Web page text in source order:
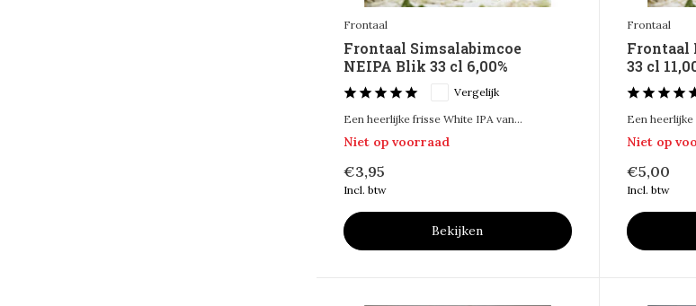
Frontaal
Frontaal Simsalabimcoe
NEIPA Blik 33 cl 6,00%
Vergelijk
Een heerlijke frisse White IPA van...
Niet op voorraad
€3,95
Incl. btw
Bekijken
Frontaal
Frontaal
33 cl
Een heerlijke
Niet op
€5,00
Incl. btw